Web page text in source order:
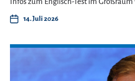
14. Juli 2026